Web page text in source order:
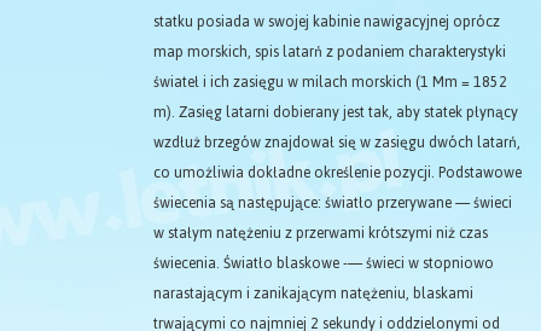
statku posiada w swojej kabinie nawigacyjnej oprócz
map morskich, spis latarń z podaniem charakterystyki
świateł i ich zasięgu w milach morskich (1 Mm = 1852
m). Zasięg latarni dobierany jest tak, aby statek płynący
wzdłuż brzegów znajdował się w zasięgu dwóch latarń,
co umożliwia dokładne określenie pozycji. Podstawowe
świecenia są następujące: światło przerywane — świeci
w stałym natężeniu z przerwami krótszymi niż czas
świecenia. Światło blaskowe -— świeci w stopniowo
narastającym i zanikającym natężeniu, blaskami
trwającymi co najmniej 2 sekundy i oddzielonymi od